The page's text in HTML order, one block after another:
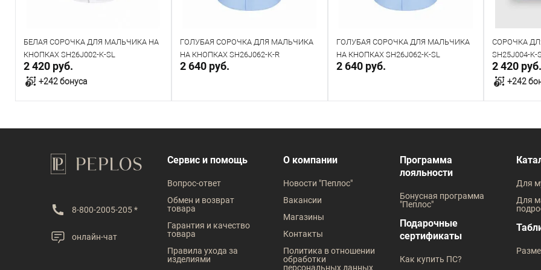
БЕЛАЯ СОРОЧКА ДЛЯ МАЛЬЧИКА НА
КНОПКАХ SH26J002-K-SL
2 420 руб.
+242 бонуса
В корзину
В наличии
Таблица размеров
30 31 32
35 36
ГОЛУБАЯ СОРОЧКА ДЛЯ МАЛЬЧИКА
НА КНОПКАХ SH26J062-K-R
2 640 руб.
Направить запрос
Под заказ
ГОЛУБАЯ СОРОЧКА ДЛЯ МАЛЬЧИКА
НА КНОПКАХ SH26J062-K-SL
2 640 руб.
Направить запрос
Таблица размеров
СОРОЧКА
SH25J004-
2 420 руб.
+242
В наличии
31
8-800-2005-205 *
онлайн-чат
Сервис и помощь
Вопрос-ответ
Обмен и возврат
товара
Гарантия и качество
товара
Правила ухода за
изделиями
О компании
Новости "Пеплос"
Вакансии
Магазины
Контакты
Политика в отношении
обработки
персональных данных
Программа
лояльности
Бонусная программа
"Пеплос"
Подарочные
сертификаты
Как купить ПС?
Для
Для